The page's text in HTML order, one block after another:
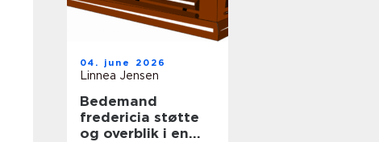
04. june 2026
Linnea Jensen
Bedemand
fredericia støtte
og overblik i en